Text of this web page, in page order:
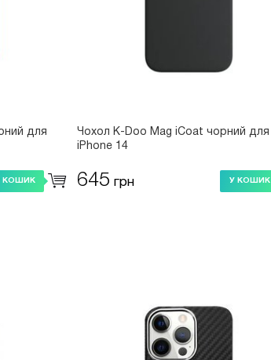
для
КОШИК
Чохол K-Doo Mag iCoat чорний для
iPhone 14
645 грн У КОШИК